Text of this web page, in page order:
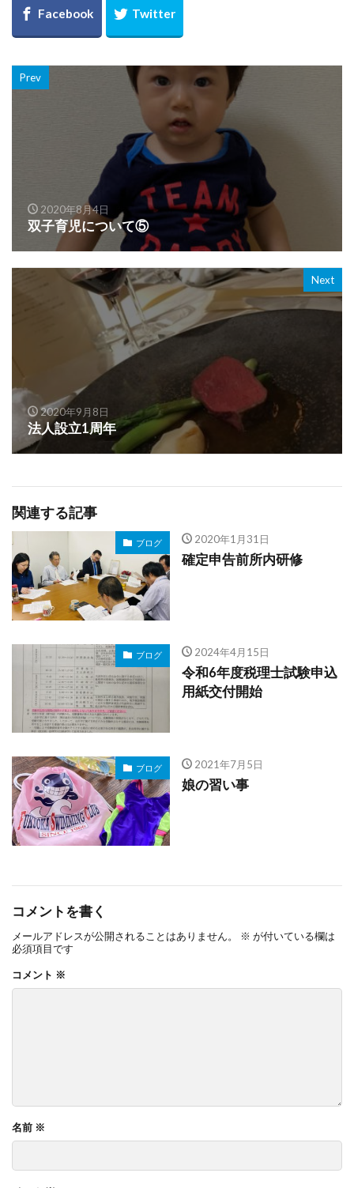
Prev
2020年8月4日
双子育児について⑤
Next
2020年9月8日
法人設立1周年
関連する記事
ブログ 2020年1月31日
確定申告前所内研修
ブログ 2024年4月15日
令和6年度税理士試験申込
用紙交付開始
ブログ 2021年7月5日
娘の習い事
コメントを書く
メールアドレスが公開されることはありません。 ※ が付いている欄は
必須項目です
コメント ※
名前 ※